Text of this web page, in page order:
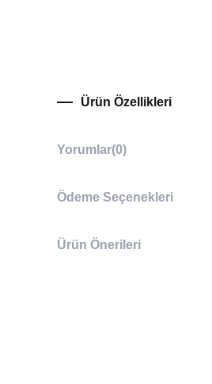
Ürün Özellikleri
Yorumlar(0)
Ödeme Seçenekleri
Ürün Önerileri